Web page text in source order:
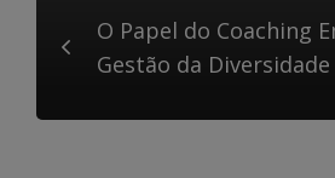
O Papel do Coaching
Gestão da Diversidade